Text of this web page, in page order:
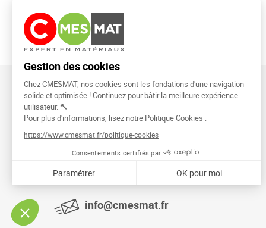
CMESMAT
91026 EVRY COURCOURONNES
info@cmesmat.fr